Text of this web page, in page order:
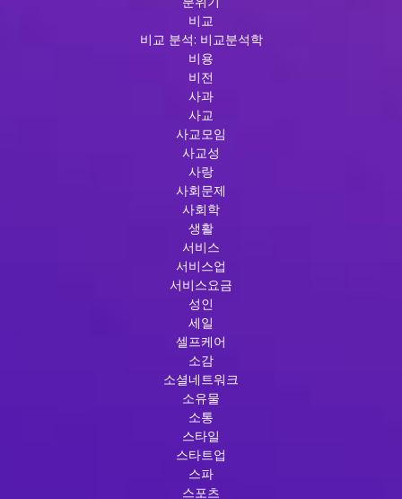
비교
비교 분석: 비교분석학
비용
비전
사과
사교
사교모임
사교성
사랑
사회문제
사회학
생활
서비스
서비스업
서비스요금
성인
세일
셀프케어
소감
소셜네트워크
소유물
소통
스타일
스타트업
스파
스포츠